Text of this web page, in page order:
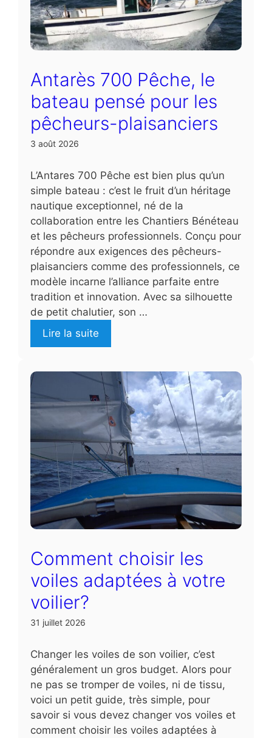
Antarès 700 Pêche, le
bateau pensé pour les
pêcheurs-plaisanciers
3 août 2026
L’Antares 700 Pêche est bien plus qu’un
simple bateau : c’est le fruit d’un héritage
nautique exceptionnel, né de la
collaboration entre les Chantiers Bénéteau
et les pêcheurs professionnels. Conçu pour
répondre aux exigences des pêcheurs-
plaisanciers comme des professionnels, ce
modèle incarne l’alliance parfaite entre
tradition et innovation. Avec sa silhouette
de petit chalutier, son …
Lire la suite
Comment choisir les
voiles adaptées à votre
voilier?
31 juillet 2026
Changer les voiles de son voilier, c’est
généralement un gros budget. Alors pour
ne pas se tromper de voiles, ni de tissu,
voici un petit guide, très simple, pour
savoir si vous devez changer vos voiles et
comment choisir les voiles adaptées à